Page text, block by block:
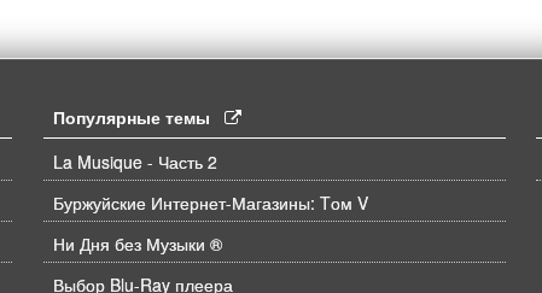
Популярные темы
La Musique - Часть 2
Буржуйские Интернет-Магазины: Tом V
Ни Дня без Музыки ®
Выбор Blu-Ray плеера